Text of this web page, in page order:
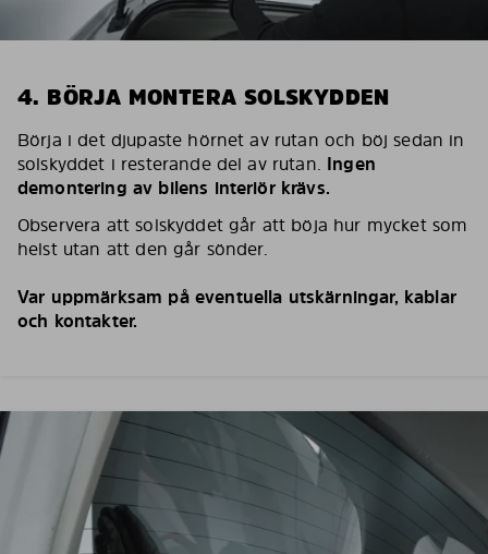
4. BÖRJA MONTERA SOLSKYDDEN
Börja i det djupaste hörnet av rutan och böj sedan in
solskyddet i resterande del av rutan. Ingen
demontering av bilens interiör krävs.
Observera att solskyddet går att böja hur mycket som
helst utan att den går sönder.
Var uppmärksam på eventuella utskärningar, kablar
och kontakter.